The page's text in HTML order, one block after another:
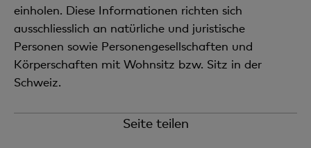
einholen. Diese Informationen richten sich
ausschliesslich an natürliche und juristische
Personen sowie Personengesellschaften und
Körperschaften mit Wohnsitz bzw. Sitz in der
Schweiz.
Seite teilen